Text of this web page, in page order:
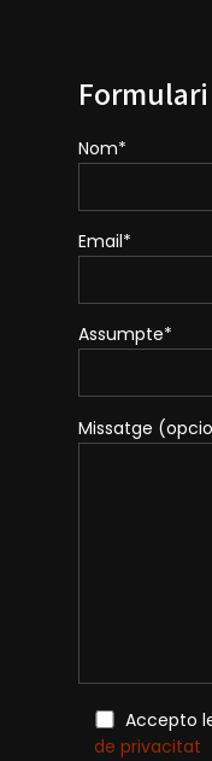
Nom*
Email*
Assumpte*
Missatge
Accepto
de privacitat